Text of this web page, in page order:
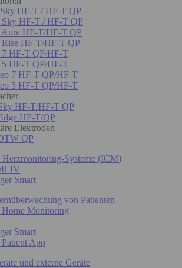
HF-T / HF-T QP
Sky HF-T / HF-T QP
Aura HF-T/HF-T QP
Rise HF-T/HF-T QP
7 HF-T QP/HF-T
5 HF-T QP/HF-T
7 HF-T QP/HF-T
5 HF-T QP/HF-T
HF-T/HF-T QP
HF-T/QP
Elektroden
QP
Herzmonitoring-Systeme (ICM)
IV
Smart
von Patienten
Monitoring
Smart
App
und externe Geräte